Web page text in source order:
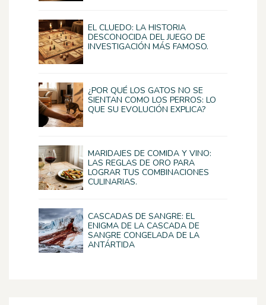
EL CLUEDO: LA HISTORIA
DESCONOCIDA DEL JUEGO DE
INVESTIGACIÓN MÁS FAMOSO.
¿POR QUÉ LOS GATOS NO SE
SIENTAN COMO LOS PERROS: LO
QUE SU EVOLUCIÓN EXPLICA?
MARIDAJES DE COMIDA Y VINO:
LAS REGLAS DE ORO PARA
LOGRAR TUS COMBINACIONES
CULINARIAS.
CASCADAS DE SANGRE: EL
ENIGMA DE LA CASCADA DE
SANGRE CONGELADA DE LA
ANTÁRTIDA